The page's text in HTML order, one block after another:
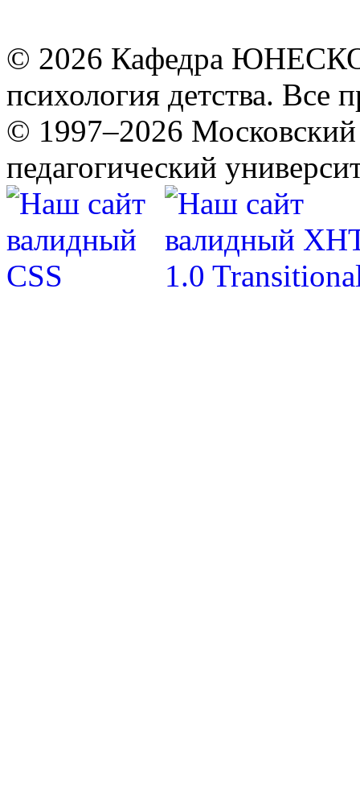
© 2026 Кафедра ЮНЕСКО
психология детства. Все
© 1997–2026 Московский
педагогический